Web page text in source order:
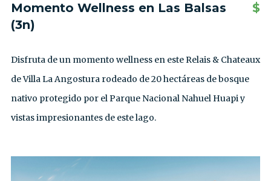
Momento Wellness en Las Balsas
(3n)
$
Disfruta de un momento wellness en este Relais & Chateaux
de Villa La Angostura rodeado de 20 hectáreas de bosque
nativo protegido por el Parque Nacional Nahuel Huapi y
vistas impresionantes de este lago.